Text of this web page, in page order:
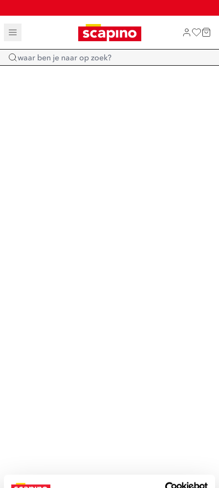
TOT 70% KORTING OP SALE
SHOP NIEUW
Home